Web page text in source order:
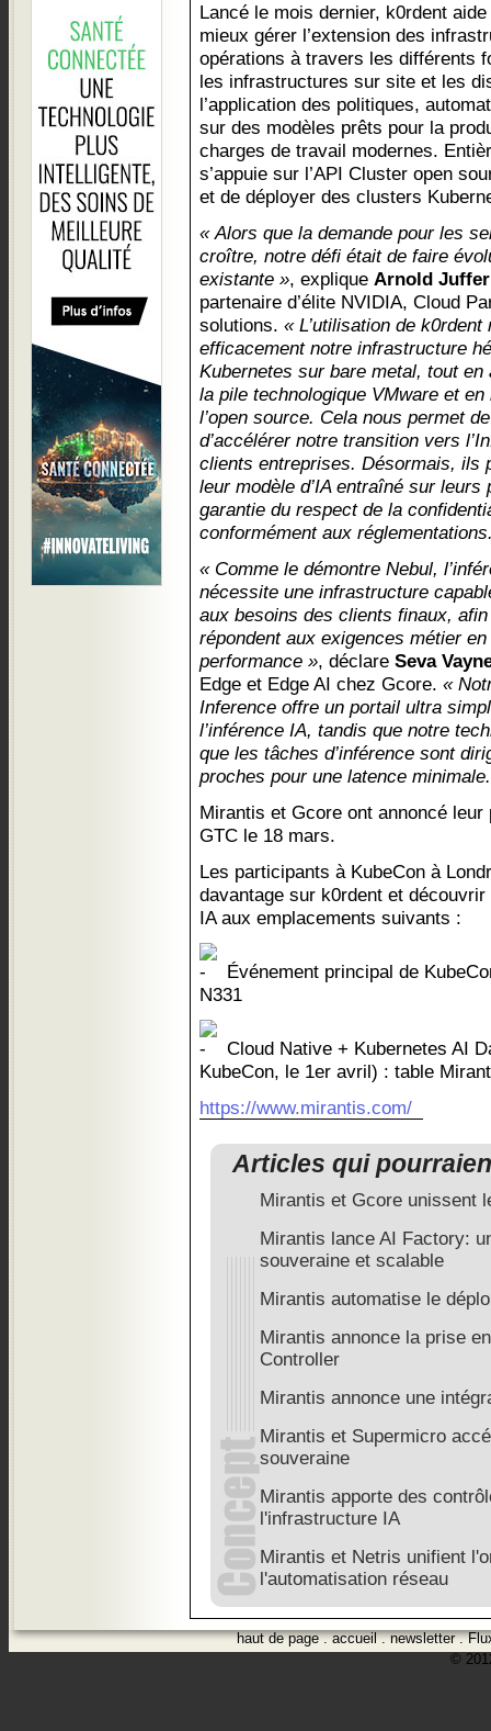
Lancé le mois dernier, k0rdent
mieux gérer l’extension des
opérations à travers les différents
les infrastructures sur site et les
l’application des politiques,
sur des modèles prêts pour la
charges de travail modernes.
s’appuie sur l’API Cluster open
et de déployer des clusters
« Alors que la demande pour les
croître, notre défi était de faire
existante », explique Arnold Juffer
partenaire d’élite NVIDIA, Cloud
solutions. « L’utilisation de k0rdent
efficacement notre infrastructure
Kubernetes sur bare metal, tout
la pile technologique VMware et
l’open source. Cela nous permet
d’accélérer notre transition vers
clients entreprises. Désormais, ils
leur modèle d’IA entraîné sur
garantie du respect de la
conformément aux
« Comme le démontre Nebul,
nécessite une infrastructure
aux besoins des clients finaux,
répondent aux exigences métier
performance », déclare Seva
Edge et Edge AI chez Gcore. «
Inference offre un portail ultra
l’inférence IA, tandis que notre
que les tâches d’inférence sont
proches pour une latence
Mirantis et Gcore ont annoncé
GTC le 18 mars.
Les participants à KubeCon à
davantage sur k0rdent et découvrir
IA aux emplacements suivants :
Événement principal de
N331
Cloud Native + Kubernetes AI
KubeCon, le 1er avril) : table
https://www.mirantis.com/
Articles qui
Mirantis et Gcore unissent
Mirantis lance AI Factory:
souveraine et scalable
Mirantis automatise le
Mirantis annonce la prise
Controller
Mirantis annonce une
Mirantis et Supermicro
souveraine
Mirantis apporte des
l'infrastructure IA
Mirantis et Netris unifient
l'automatisation réseau
haut de page.accueil.newsletter.
©